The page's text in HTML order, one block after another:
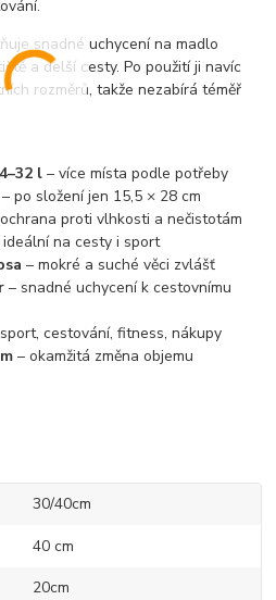
snadné uchycení na madlo
a delší cesty. Po použití ji navíc
rozměrů, takže nezabírá téměř
l – více místa podle potřeby
– po složení jen 15,5 × 28 cm
proti vlhkosti a nečistotám
ideální na cesty i sport
– mokré a suché věci zvlášť
– snadné uchycení k cestovnímu
cestování, fitness, nákupy
– okamžitá změna objemu
30/40cm
40 cm
20cm